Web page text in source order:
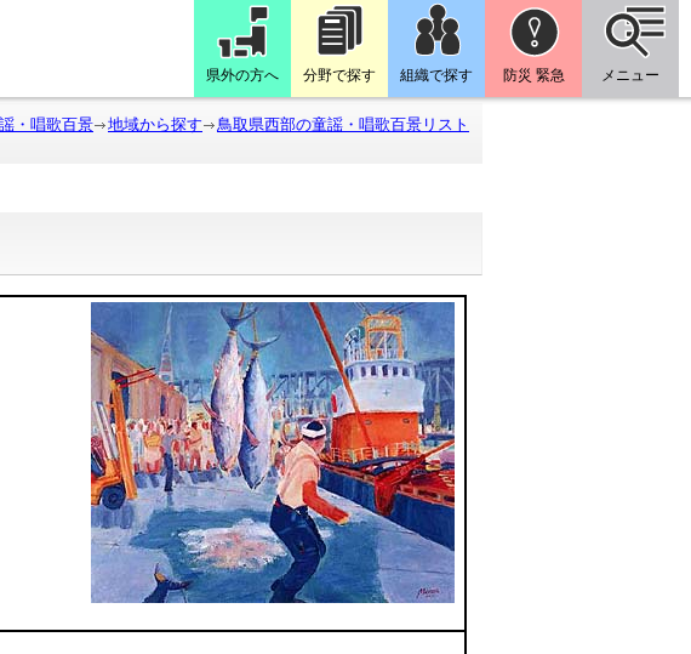
県外の方へ 分野で探す 組織で探す 防災 緊急 メニュー
・唱歌百景 地域から探す
鳥取県西部の童謡・唱歌百景リスト